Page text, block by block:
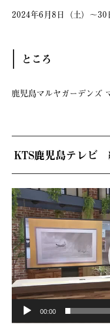
2024年6月8日（土）～30
ところ
鹿児島マルヤガーデンズ
KTS鹿児島テレビ
動
画
プ
レ
ー
ヤ
ー
00:00